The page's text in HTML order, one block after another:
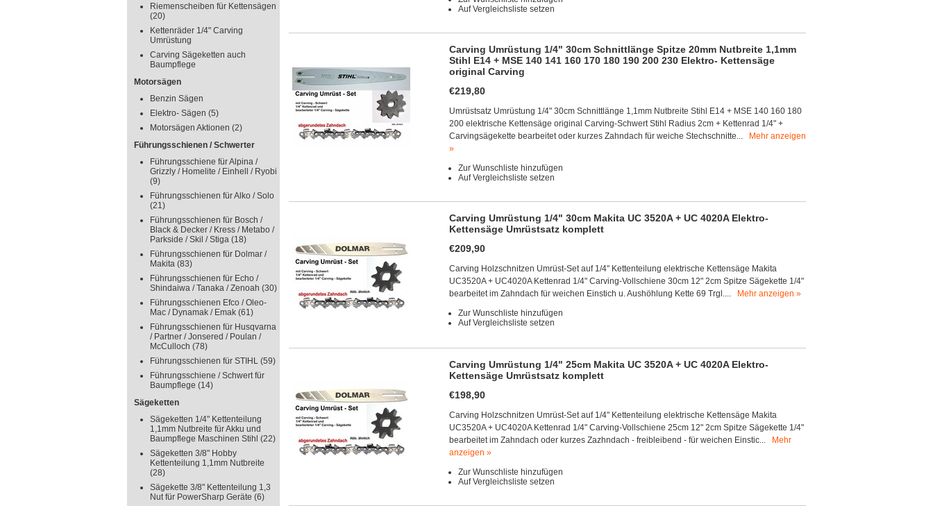
Riemenscheiben für Kettensägen
(20)
Kettenräder 1/4" Carving
Umrüstung
Carving Sägeketten auch
Baumpflege
Motorsägen
Benzin Sägen
Elektro- Sägen (5)
Motorsägen Aktionen (2)
Führungsschienen / Schwerter
Führungsschiene für Alpina /
Grizzly / Homelite / Einhell / Ryobi
(9)
Führungsschienen für Alko / Solo
(21)
Führungsschienen für Bosch /
Black & Decker / Kress / Metabo /
Parkside / Skil / Stiga (18)
Führungsschienen für Dolmar /
Makita (83)
Führungsschienen für Echo /
Shindaiwa / Tanaka / Zenoah (30)
Führungsschienen Efco / Oleo-
Mac / Dynamak / Emak (61)
Führungsschienen für Husqvarna
/ Partner / Jonsered / Poulan /
McCulloch (78)
Führungsschienen für STIHL (59)
Führungsschiene / Schwert für
Baumpflege (14)
Sägeketten
Sägeketten 1/4" Kettenteilung
1,1mm Nutbreite für Akku und
Baumpflege Maschinen Stihl (22)
Sägeketten 3/8" Hobby
Kettenteilung 1,1mm Nutbreite
(28)
Sägekette 3/8" Kettenteilung 1,3
Nut für PowerSharp Geräte (6)
Auf Vergleichsliste setzen
Carving Umrüstung 1/4" 30cm Schnittlänge Spitze 20mm Nutbreite 1,1mm
Stihl E14 + MSE 140 141 160 170 180 190 200 230 Elektro- Kettensäge
original Carving
€219,80
Umrüstsatz Umrüstung 1/4" 30cm Schnittlänge 1,1mm Nutbreite Stihl E14 + MSE 140 160 180
200 elektrische Kettensäge original Carving-Schwert Stihl Radius 2cm + Kettenrad 1/4" +
Carvingsägekette bearbeitet oder kurzes Zahndach für weiche Stechschnitte...
Mehr anzeigen
»
Zur Wunschliste hinzufügen
Auf Vergleichsliste setzen
Carving Umrüstung 1/4" 30cm Makita UC 3520A + UC 4020A Elektro-
Kettensäge Umrüstsatz komplett
€209,90
Carving Holzschnitzen Umrüst-Set auf 1/4" Kettenteilung elektrische Kettensäge Makita
UC3520A + UC4020A Kettenrad 1/4" Carving-Vollschiene 30cm 12" 2cm Spitze Sägekette 1/4"
bearbeitet im Zahndach für weichen Einstich u. Aushöhlung Kette 69 Trgl....
Mehr anzeigen »
Zur Wunschliste hinzufügen
Auf Vergleichsliste setzen
Carving Umrüstung 1/4" 25cm Makita UC 3520A + UC 4020A Elektro-
Kettensäge Umrüstsatz komplett
€198,90
Carving Holzschnitzen Umrüst-Set auf 1/4" Kettenteilung elektrische Kettensäge Makita
UC3520A + UC4020A Kettenrad 1/4" Carving-Vollschiene 25cm 12" 2cm Spitze Sägekette 1/4"
bearbeitet im Zahndach oder kurzes Zazhndach - freibleibend - für weichen Einstic...
Mehr
anzeigen »
Zur Wunschliste hinzufügen
Auf Vergleichsliste setzen